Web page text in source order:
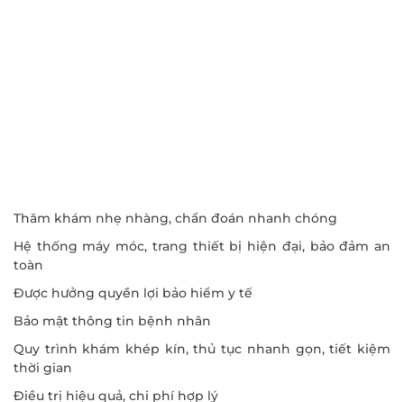
Thăm khám nhẹ nhàng, chẩn đoán nhanh chóng
Hệ thống máy móc, trang thiết bị hiện đại, bảo đảm an
toàn
Được hưởng quyền lợi bảo hiểm y tế
Bảo mật thông tin bệnh nhân
Quy trình khám khép kín, thủ tục nhanh gọn, tiết kiệm
thời gian
Điều trị hiệu quả, chi phí hợp lý